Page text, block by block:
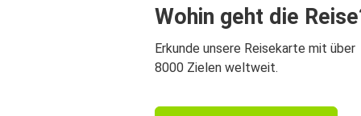
Wohin geht die
Erkunde unsere Reisekarte mit über
8000 Zielen weltweit.